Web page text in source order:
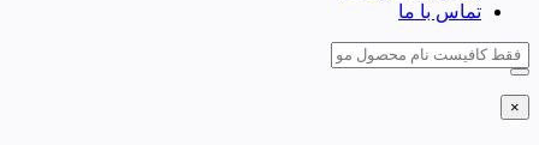
تماس با ما
×